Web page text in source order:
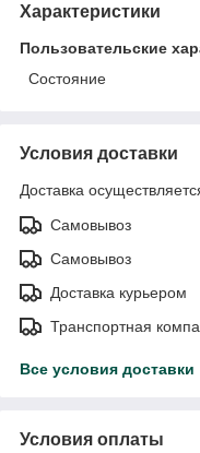
Характеристики
Пользовательские
Состояние
Условия доставки
Доставка
Самовывоз
Самовывоз
Доставка курьером
Транспортная
Все условия доставки
Условия оплаты